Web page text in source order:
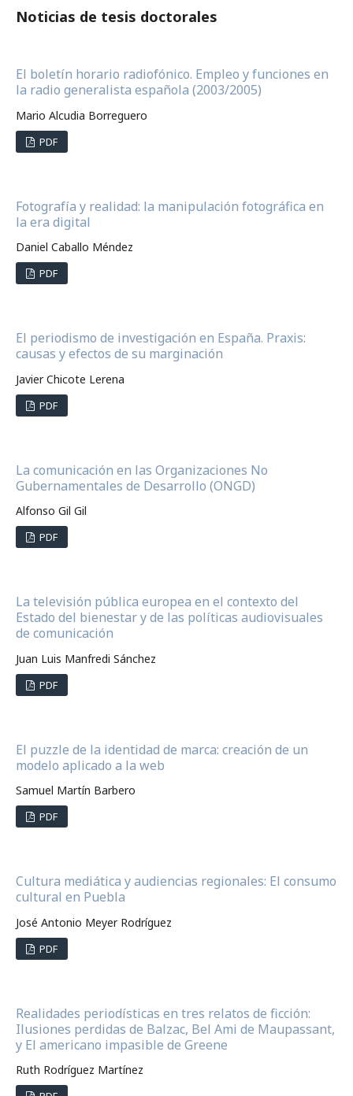
Noticias de tesis doctorales
El boletín horario radiofónico. Empleo y funciones en
la radio generalista española (2003/2005)
Mario Alcudia Borreguero
PDF
Fotografía y realidad: la manipulación fotográfica en
la era digital
Daniel Caballo Méndez
PDF
El periodismo de investigación en España. Praxis:
causas y efectos de su marginación
Javier Chicote Lerena
PDF
La comunicación en las Organizaciones No
Gubernamentales de Desarrollo (ONGD)
Alfonso Gil Gil
PDF
La televisión pública europea en el contexto del
Estado del bienestar y de las políticas audiovisuales
de comunicación
Juan Luis Manfredi Sánchez
PDF
El puzzle de la identidad de marca: creación de un
modelo aplicado a la web
Samuel Martín Barbero
PDF
Cultura mediática y audiencias regionales: El consumo
cultural en Puebla
José Antonio Meyer Rodríguez
PDF
Realidades periodísticas en tres relatos de ficción:
Ilusiones perdidas de Balzac, Bel Ami de Maupassant,
y El americano impasible de Greene
Ruth Rodríguez Martínez